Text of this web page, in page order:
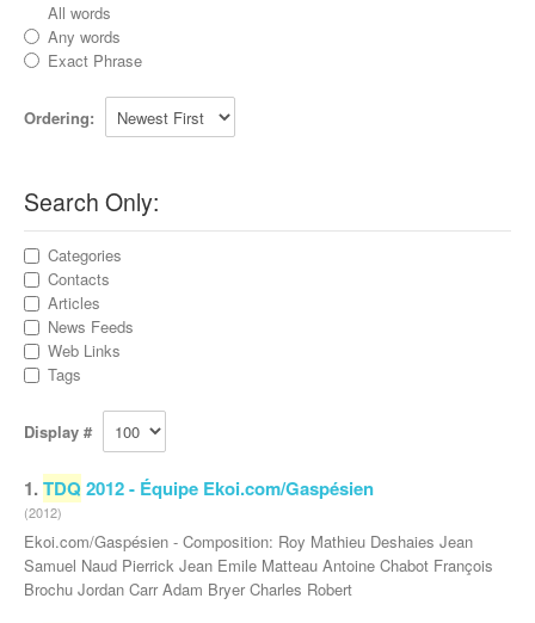
All words
Any words
Exact Phrase
Ordering:
Search Only:
Categories
Contacts
Articles
News Feeds
Web Links
Tags
Display #
1.TDQ2012 - Équipe Ekoi.com/Gaspésien
(2012)
Ekoi.com/Gaspésien - Composition: Roy Mathieu Deshaies Jean
Samuel Naud Pierrick Jean Emile Matteau Antoine Chabot François
Brochu Jordan Carr Adam Bryer Charles Robert